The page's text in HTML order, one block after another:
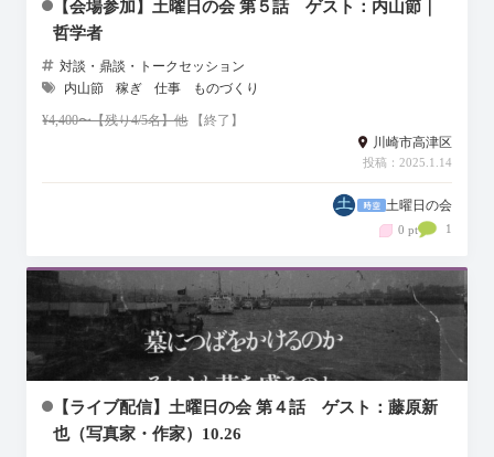
【会場参加】土曜日の会 第５話 ゲスト：内山節｜
哲学者
対談・鼎談・トークセッション
内山節
稼ぎ 仕事 ものづくり
¥4,400〜【残り4/5名】他【終了】
川崎市高津区
投稿：2025.1.14
土曜日の会
0 pt 1
【ライブ配信】土曜日の会 第４話 ゲスト：藤原新
也（写真家・作家）10.26